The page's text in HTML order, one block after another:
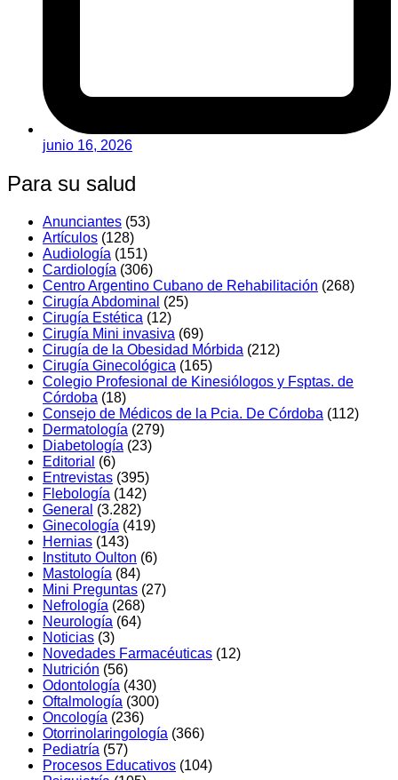
junio 16, 2026
Para su salud
Anunciantes (53)
Artí­culos (128)
Audiologí­a (151)
Cardiología (306)
Centro Argentino Cubano de Rehabilitación (268)
Cirugía Abdominal (25)
Cirugía Estética (12)
Cirugía Mini invasiva (69)
Cirugí­a de la Obesidad Mórbida (212)
Cirugí­a Ginecológica (165)
Colegio Profesional de Kinesiólogos y Fsptas. de
Córdoba (18)
Consejo de Médicos de la Pcia. De Córdoba (112)
Dermatologí­a (279)
Diabetologí­a (23)
Editorial (6)
Entrevistas (395)
Flebología (142)
General (3.282)
Ginecologí­a (419)
Hernias (143)
Instituto Oulton (6)
Mastología (84)
Mini Preguntas (27)
Nefrologí­a (268)
Neurología (64)
Noticias (3)
Novedades Farmacéuticas (12)
Nutrición (56)
Odontologí­a (430)
Oftalmologí­a (300)
Oncología (236)
Otorrinolaringologí­a (366)
Pediatría (57)
Procesos Educativos (104)